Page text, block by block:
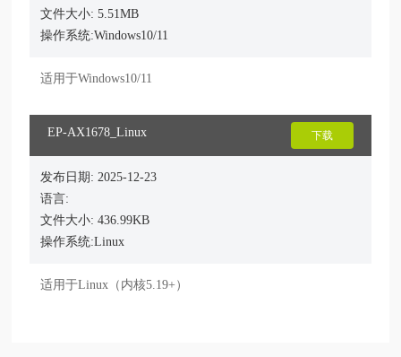
文件大小: 5.51MB
操作系统:Windows10/11
适用于Windows10/11
EP-AX1678_Linux 下载
发布日期: 2025-12-23
语言:
文件大小: 436.99KB
操作系统:Linux
适用于Linux（内核5.19+）